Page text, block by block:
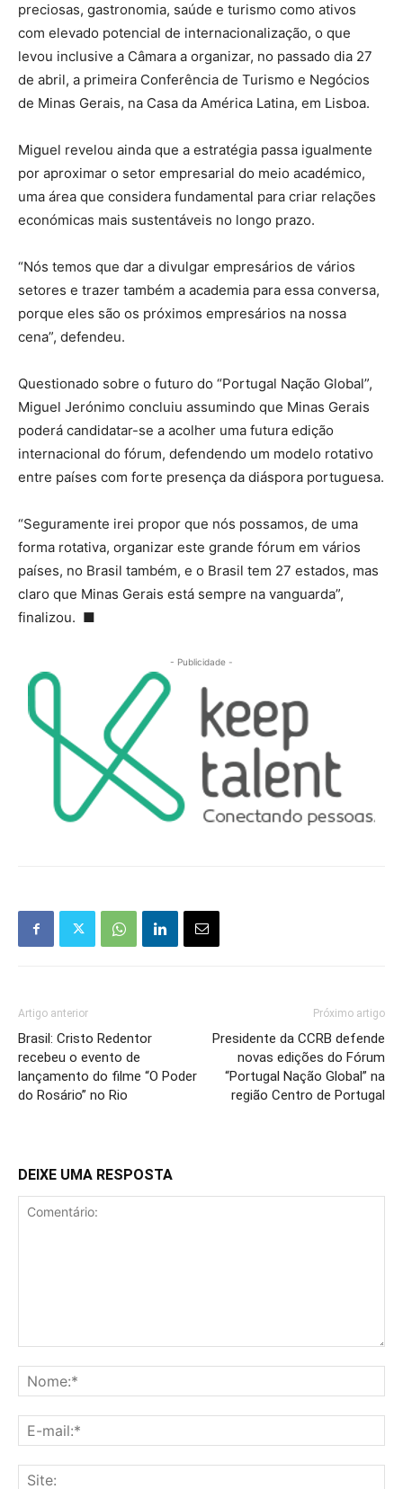
preciosas, gastronomia, saúde e turismo como ativos
com elevado potencial de internacionalização, o que
levou inclusive a Câmara a organizar, no passado dia 27
de abril, a primeira Conferência de Turismo e Negócios
de Minas Gerais, na Casa da América Latina, em Lisboa.
Miguel revelou ainda que a estratégia passa igualmente
por aproximar o setor empresarial do meio académico,
uma área que considera fundamental para criar relações
económicas mais sustentáveis no longo prazo.
“Nós temos que dar a divulgar empresários de vários
setores e trazer também a academia para essa conversa,
porque eles são os próximos empresários na nossa
cena”, defendeu.
Questionado sobre o futuro do “Portugal Nação Global”,
Miguel Jerónimo concluiu assumindo que Minas Gerais
poderá candidatar-se a acolher uma futura edição
internacional do fórum, defendendo um modelo rotativo
entre países com forte presença da diáspora portuguesa.
“Seguramente irei propor que nós possamos, de uma
forma rotativa, organizar este grande fórum em vários
países, no Brasil também, e o Brasil tem 27 estados, mas
claro que Minas Gerais está sempre na vanguarda”,
finalizou. ■
- Publicidade -
Artigo anterior
Brasil: Cristo Redentor
recebeu o evento de
lançamento do filme “O Poder
do Rosário” no Rio
Próximo artigo
Presidente da CCRB defende
novas edições do Fórum
“Portugal Nação Global” na
região Centro de Portugal
DEIXE UMA RESPOSTA